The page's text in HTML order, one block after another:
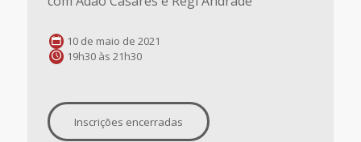
10 de maio de 2021
19h30 às 21h30
Inscrições encerradas